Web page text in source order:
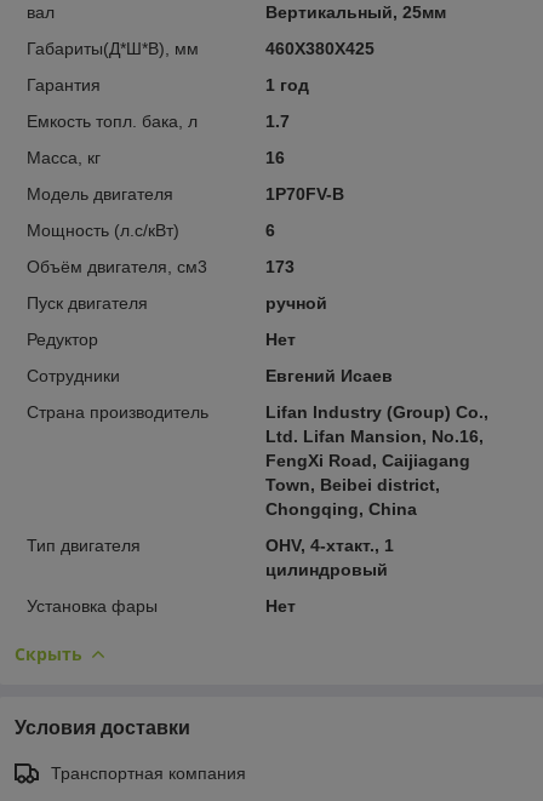
вал
Вертикальный, 25мм
Габариты(Д*Ш*В), мм
460Х380Х425
Гарантия
1 год
Емкость топл. бака, л
1.7
Масса, кг
16
Модель двигателя
1P70FV-B
Мощность (л.с/кВт)
6
Объём двигателя, см3
173
Пуск двигателя
ручной
Редуктор
Нет
Сотрудники
Евгений Исаев
Страна производитель
Lifan lndustry (Group) Co.,
Ltd. Lifan Mansion, No.16,
FengXi Road, Caijiagang
Town, Beibei district,
Chongqing, China
Тип двигателя
OHV, 4-хтакт., 1
цилиндровый
Установка фары
Нет
Скрыть
Условия доставки
Транспортная компания